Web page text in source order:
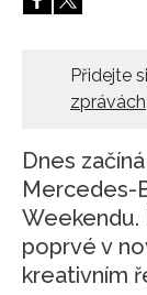
Přidejte
zprávách
Dnes
Mercedes-
Weekendu.
poprvé v
kreativním